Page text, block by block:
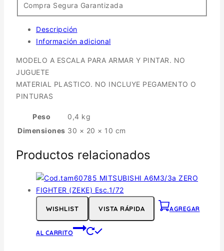
Compra Segura Garantizada
Descripción
Información adicional
MODELO A ESCALA PARA ARMAR Y PINTAR. NO
JUGUETE
MATERIAL PLASTICO. NO INCLUYE PEGAMENTO O
PINTURAS
Peso
0,4 kg
Dimensiones 30 × 20 × 10 cm
Productos relacionados
WISHLIST VISTA RÁPIDA AGREGAR
AL CARRITO